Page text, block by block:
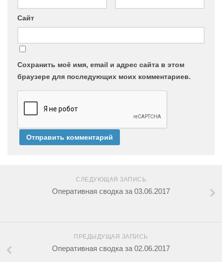
Сайт
Сохранить моё имя, email и адрес сайта в этом
браузере для последующих моих комментариев.
СЛЕДУЮЩАЯ ЗАПИСЬ
Оперативная сводка за 03.06.2017
ПРЕДЫДУЩАЯ ЗАПИСЬ
Оперативная сводка за 02.06.2017